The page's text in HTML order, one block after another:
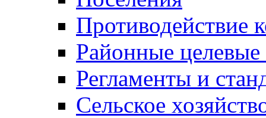
Противодействие
Районные
Регламенты и
Сельское